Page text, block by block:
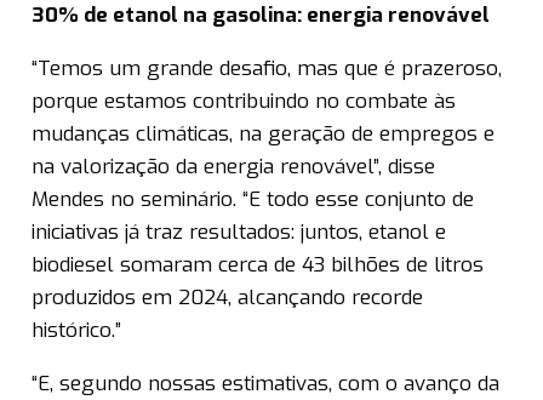
30% de etanol na gasolina: energia renovável
“Temos um grande desafio, mas que é prazeroso,
porque estamos contribuindo no combate às
mudanças climáticas, na geração de empregos e
na valorização da energia renovável”, disse
Mendes no seminário. “E todo esse conjunto de
iniciativas já traz resultados: juntos, etanol e
biodiesel somaram cerca de 43 bilhões de litros
produzidos em 2024, alcançando recorde
histórico.”
“E, segundo nossas estimativas, com o avanço da